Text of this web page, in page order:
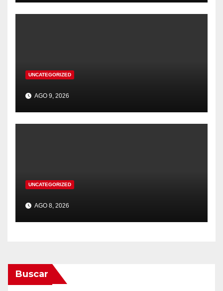
UNCATEGORIZED
AGO 9, 2026
UNCATEGORIZED
AGO 8, 2026
Buscar